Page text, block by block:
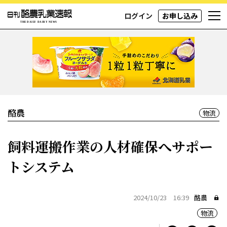
ログイン お申し込み
酪農 物流
飼料運搬作業の人材確保へサポー
トシステム
2024/10/23 16:39 酪農
物流